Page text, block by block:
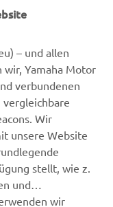
Slot wird mit
für die
für die
Eigene
knöchelhohe
– und allen
wir, Yamaha Motor
verbundenen
Wir
unsere Website
stellt, wie z.
und
wir